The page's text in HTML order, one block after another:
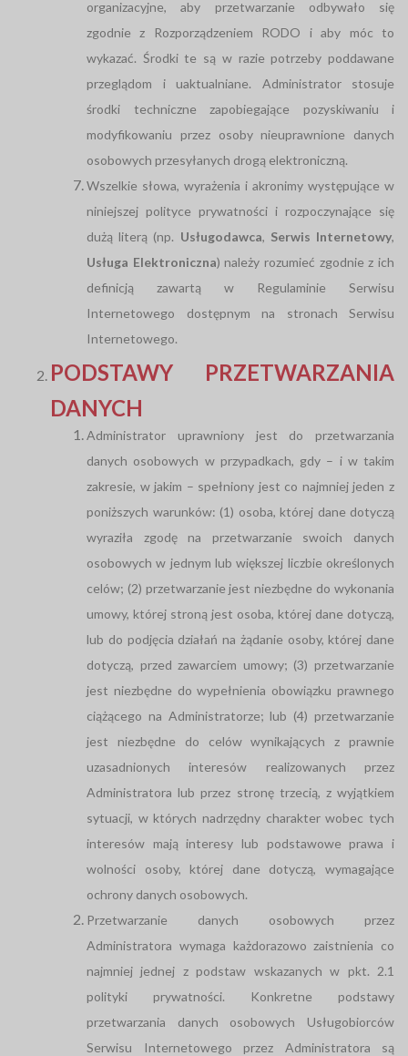
organizacyjne, aby przetwarzanie odbywało się
zgodnie z Rozporządzeniem RODO i aby móc to
wykazać. Środki te są w razie potrzeby poddawane
przeglądom i uaktualniane. Administrator stosuje
środki techniczne zapobiegające pozyskiwaniu i
modyfikowaniu przez osoby nieuprawnione danych
osobowych przesyłanych drogą elektroniczną.
Wszelkie słowa, wyrażenia i akronimy występujące w
niniejszej polityce prywatności i rozpoczynające się
dużą literą (np. Usługodawca, Serwis Internetowy,
Usługa Elektroniczna) należy rozumieć zgodnie z ich
definicją zawartą w Regulaminie Serwisu
Internetowego dostępnym na stronach Serwisu
Internetowego.
PODSTAWY PRZETWARZANIA
DANYCH
Administrator uprawniony jest do przetwarzania
danych osobowych w przypadkach, gdy – i w takim
zakresie, w jakim – spełniony jest co najmniej jeden z
poniższych warunków: (1) osoba, której dane dotyczą
wyraziła zgodę na przetwarzanie swoich danych
osobowych w jednym lub większej liczbie określonych
celów; (2) przetwarzanie jest niezbędne do wykonania
umowy, której stroną jest osoba, której dane dotyczą,
lub do podjęcia działań na żądanie osoby, której dane
dotyczą, przed zawarciem umowy; (3) przetwarzanie
jest niezbędne do wypełnienia obowiązku prawnego
ciążącego na Administratorze; lub (4) przetwarzanie
jest niezbędne do celów wynikających z prawnie
uzasadnionych interesów realizowanych przez
Administratora lub przez stronę trzecią, z wyjątkiem
sytuacji, w których nadrzędny charakter wobec tych
interesów mają interesy lub podstawowe prawa i
wolności osoby, której dane dotyczą, wymagające
ochrony danych osobowych.
Przetwarzanie danych osobowych przez
Administratora wymaga każdorazowo zaistnienia co
najmniej jednej z podstaw wskazanych w pkt. 2.1
polityki prywatności. Konkretne podstawy
przetwarzania danych osobowych Usługobiorców
Serwisu Internetowego przez Administratora są